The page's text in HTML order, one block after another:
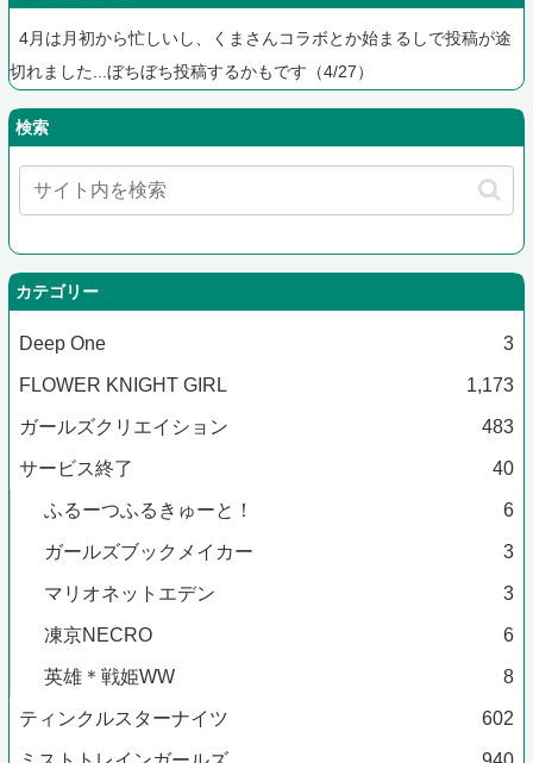
4月は月初から忙しいし、くまさんコラボとか始まるしで投稿が途
切れました...ぼちぼち投稿するかもです（4/27）
検索
カテゴリー
Deep One 3
FLOWER KNIGHT GIRL 1,173
ガールズクリエイション 483
サービス終了 40
ふるーつふるきゅーと！ 6
ガールズブックメイカー 3
マリオネットエデン 3
凍京NECRO 6
英雄＊戦姫WW 8
ティンクルスターナイツ 602